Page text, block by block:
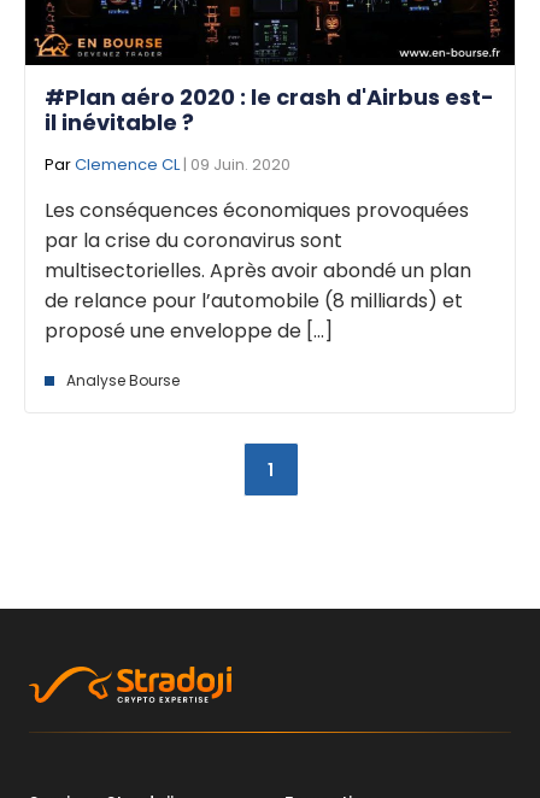
#Plan aéro 2020 : le crash d'Airbus est-
il inévitable ?
ParClemence CL| 09 Juin. 2020
Les conséquences économiques provoquées
par la crise du coronavirus sont
multisectorielles. Après avoir abondé un plan
de relance pour l’automobile (8 milliards) et
proposé une enveloppe de [...]
Analyse Bourse
1